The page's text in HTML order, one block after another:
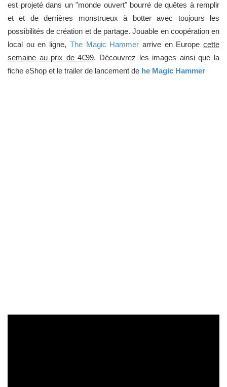
est projeté dans un "monde ouvert" bourré de quêtes à remplir
et et de derrières monstrueux à botter avec toujours les
possibilités de création et de partage. Jouable en coopération en
local ou en ligne, The Magic Hammer arrive en Europecette
semaine au prix de 4€99. Découvrez les images ainsi que la
fiche eShop et le trailer de lancement de he Magic Hammer